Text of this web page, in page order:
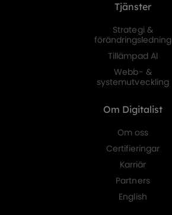
Tjänster
Strategi &
förändringsledning
Tillämpad AI
Webb- &
systemutveckling
Om Digitalist
Om oss
Certifieringar
Karriär
Partners
English